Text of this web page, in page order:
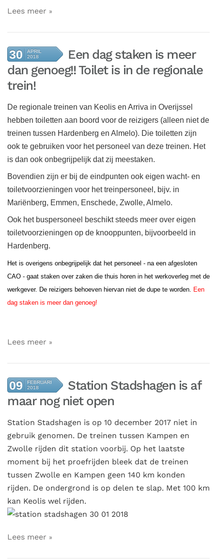
Lees meer
30
APRIL
2018
Een dag staken is meer
dan genoeg!! Toilet is in de regionale
trein!
De regionale treinen van Keolis en Arriva in Overijssel
hebben toiletten aan boord voor de reizigers (alleen niet de
treinen tussen Hardenberg en Almelo). Die toiletten zijn
ook te gebruiken voor het personeel van deze treinen. Het
is dan ook onbegrijpelijk dat zij meestaken.
Bovendien zijn er bij de eindpunten ook eigen wacht- en
toiletvoorzieningen voor het treinpersoneel, bijv. in
Mariënberg, Emmen, Enschede, Zwolle, Almelo.
Ook het buspersoneel beschikt steeds meer over eigen
toiletvoorzieningen op de knooppunten, bijvoorbeeld in
Hardenberg.
Het is overigens onbegrijpelijk dat het personeel - na een afgesloten
CAO - gaat staken over zaken die thuis horen in het werkoverleg met de
werkgever. De reizigers behoeven hiervan niet de dupe te worden. Een
dag staken is meer dan genoeg!
Lees meer
09
FEBRUARI
2018
Station Stadshagen is af
maar nog niet open
Station Stadshagen is op 10 december 2017 niet in
gebruik genomen. De treinen tussen Kampen en
Zwolle rijden dit station voorbij. Op het laatste
moment bij het proefrijden bleek dat de treinen
tussen Zwolle en Kampen geen 140 km konden
rijden. De ondergrond is op delen te slap. Met 100 km
kan Keolis wel rijden.
Lees meer